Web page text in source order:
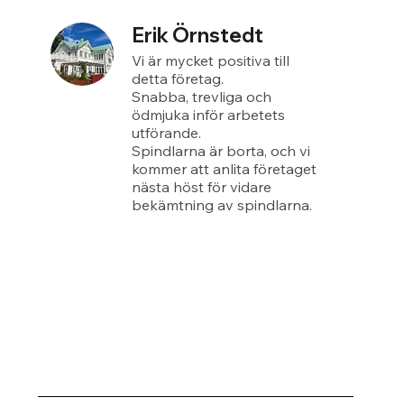
Erik Örnstedt
Vi är mycket positiva till
detta företag.
Snabba, trevliga och
ödmjuka inför arbetets
utförande.
Spindlarna är borta, och vi
kommer att anlita företaget
nästa höst för vidare
bekämtning av spindlarna.